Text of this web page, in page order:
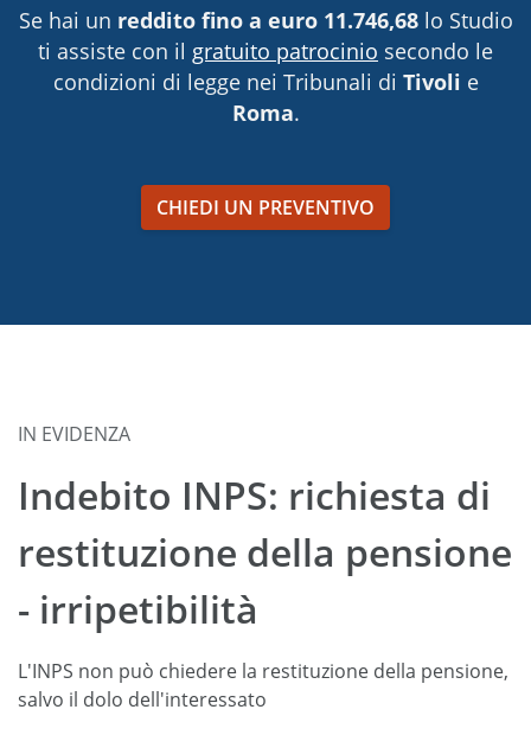
Se hai un reddito fino a euro 11.746,68lo Studio
ti assiste con il gratuito patrocinio secondo le
condizioni di legge nei Tribunali di Tivoli e
Roma.
CHIEDI UN PREVENTIVO
IN EVIDENZA
Indebito INPS: richiesta di
restituzione della pensione
- irripetibilità
L'INPS non può chiedere la restituzione della pensione,
salvo il dolo dell'interessato